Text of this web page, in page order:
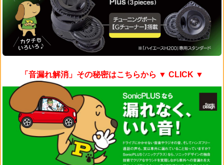
「音漏れ解消」その秘密はこちらから ▼ CLICK ▼